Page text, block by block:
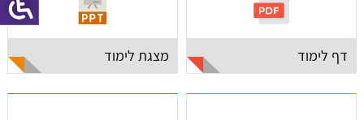
דף לימוד מצגת לימוד